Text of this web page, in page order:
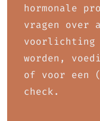
hormonale
vragen over
voorlichting
worden,
of voor een
check.